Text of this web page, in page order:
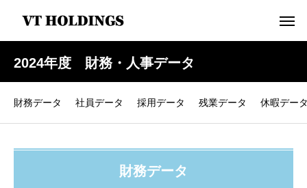
2024年度 財務・人事データ
財務データ 社員データ 採用データ 残業データ 休暇デー
財務データ